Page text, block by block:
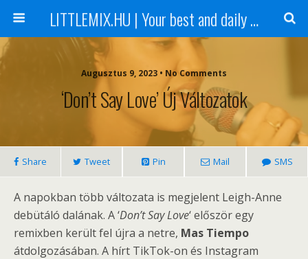
LITTLEMIX.HU | Your best and daily updated fansite about Little Mix
Augusztus 9, 2023 • No Comments
‘Don’t Say Love’ Új Változatok
Share Tweet Pin Mail SMS
A napokban több változata is megjelent Leigh-Anne
debütáló dalának. A ‘Don’t Say Love‘ először egy
remixben került fel újra a netre, Mas Tiempo
átdolgozásában. A hírt TikTok-on és Instagram